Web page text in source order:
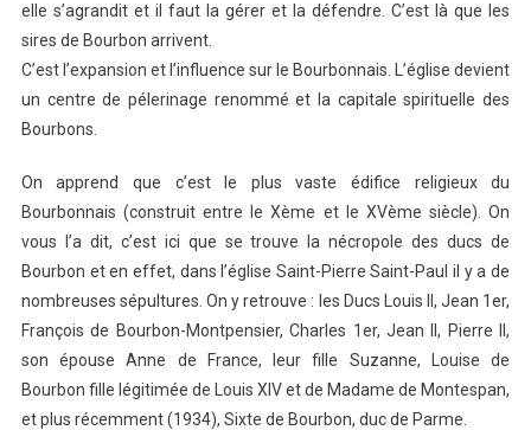
elle s’agrandit et il faut la gérer et la défendre. C’est là que les
sires de Bourbon arrivent.
C’est l’expansion et l’influence sur le Bourbonnais. L’église devient
un centre de pélerinage renommé et la capitale spirituelle des
Bourbons.
On apprend que c’est le plus vaste édifice religieux du
Bourbonnais (construit entre le Xème et le XVème siècle). On
vous l’a dit, c’est ici que se trouve la nécropole des ducs de
Bourbon et en effet, dans l’église Saint-Pierre Saint-Paul il y a de
nombreuses sépultures. On y retrouve : les Ducs Louis II, Jean 1er,
François de Bourbon-Montpensier, Charles 1er, Jean II, Pierre II,
son épouse Anne de France, leur fille Suzanne, Louise de
Bourbon fille légitimée de Louis XIV et de Madame de Montespan,
et plus récemment (1934), Sixte de Bourbon, duc de Parme.